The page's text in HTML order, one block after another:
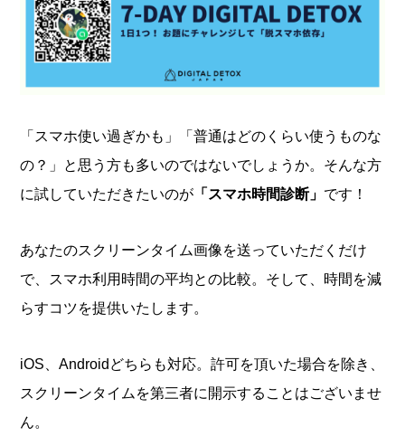
「 スマホ使い過ぎかも」「普通はどのくらい使うものな
の？」と思う方も多いのではないでしょうか。そんな方
に試していただきたいのが 「スマホ時間診断」 です！
あなたのスクリーンタイム画像を送っていただくだけ
で、スマホ利用時間の平均との比較。そして、時間を減
らすコツを提供いたします。
iOS、Androidどちらも対応。許可を頂いた場合を除き、
スクリーンタイムを第三者に開示することはございませ
ん。